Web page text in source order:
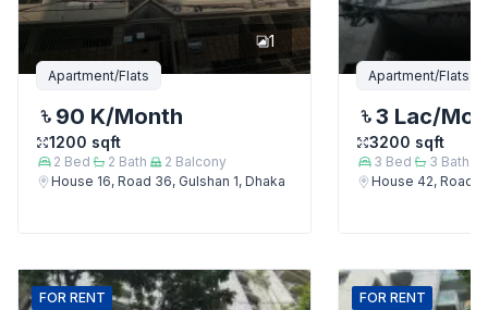
1
Apartment/Flats
90 K/Month
1200 sqft
2 Bed 2 Bath 2 Balcony
House 16, Road 36, Gulshan 1, Dhaka
Apartment/Flats
3 Lac/
3200 sqft
3 Bed 3 Bath
House 42, Road
FOR RENT FOR RENT